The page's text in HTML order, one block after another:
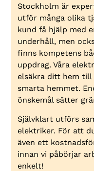
Stockholm är
utför många olika
kund få hjälp med
underhåll, men
finns kompetens
uppdrag. Våra
elsäkra ditt hem
smarta hemmet.
önskemål sätter
Självklart utförs
elektriker. För att
även ett
innan vi påbörjar
enkelt!